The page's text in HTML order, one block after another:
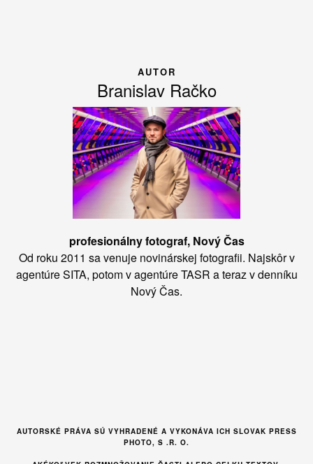
AUTOR
Branislav Račko
profesionálny fotograf, Nový Čas
Od roku 2011 sa venuje novinárskej fotografii. Najskôr v
agentúre SITA, potom v agentúre TASR a teraz v denníku
Nový Čas.
AUTORSKÉ PRÁVA SÚ VYHRADENÉ A VYKONÁVA ICH SLOVAK PRESS
PHOTO, S .R. O.